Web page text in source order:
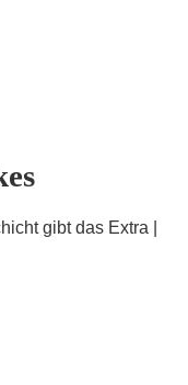
gibt das Extra |